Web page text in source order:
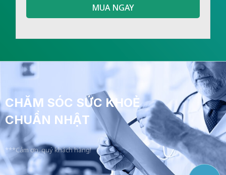
MUA NGAY
CHĂM SÓC SỨC KHOẺ
CHUẨN NHẬT
***Cảm ơn, quý khách hàng!